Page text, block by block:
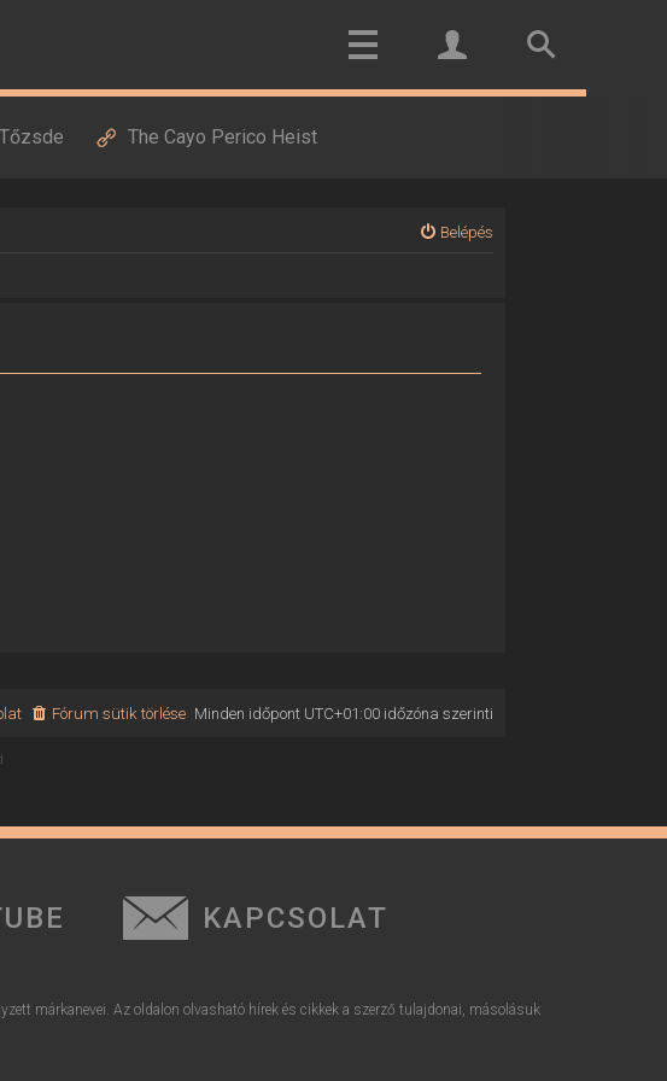
The Cayo Perico Heist
Belépés
Minden időpont UTC+01:00időzóna szerinti
Fórum sütik törlése
KAPCSOLAT
márkanevei. Az oldalon olvasható hírek és cikkek a szerző tulajdonai, másolásuk